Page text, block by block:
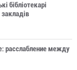
бібліотекарі
закладів
расслабление между